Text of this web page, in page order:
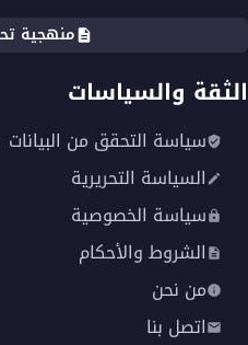
منهجية
الثقة والسياسات
سياسة التحقق من البيانات
السياسة التحريرية
سياسة الخصوصية
الشروط والأحكام
من نحن
اتصل بنا